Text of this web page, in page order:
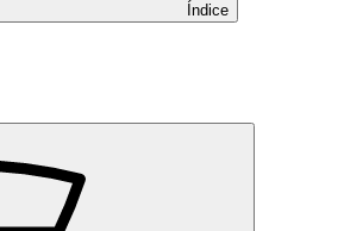
Índice